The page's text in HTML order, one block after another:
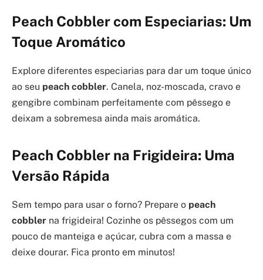
Peach Cobbler com Especiarias: Um
Toque Aromático
Explore diferentes especiarias para dar um toque único
ao seu peach cobbler. Canela, noz-moscada, cravo e
gengibre combinam perfeitamente com pêssego e
deixam a sobremesa ainda mais aromática.
Peach Cobbler na Frigideira: Uma
Versão Rápida
Sem tempo para usar o forno? Prepare o peach
cobbler na frigideira! Cozinhe os pêssegos com um
pouco de manteiga e açúcar, cubra com a massa e
deixe dourar. Fica pronto em minutos!